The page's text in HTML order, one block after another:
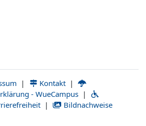
| Kontakt |
- WueCampus |
| Bildnachweise